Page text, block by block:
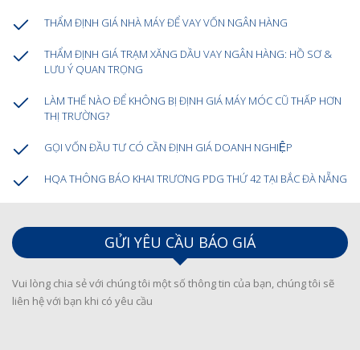
THẨM ĐỊNH GIÁ NHÀ MÁY ĐỂ VAY VỐN NGÂN HÀNG
THẨM ĐỊNH GIÁ TRẠM XĂNG DẦU VAY NGÂN HÀNG: HỒ SƠ &
LƯU Ý QUAN TRỌNG
LÀM THẾ NÀO ĐỂ KHÔNG BỊ ĐỊNH GIÁ MÁY MÓC CŨ THẤP HƠN
THỊ TRƯỜNG?
GỌI VỐN ĐẦU TƯ CÓ CẦN ĐỊNH GIÁ DOANH NGHIỆP
HQA THÔNG BÁO KHAI TRƯƠNG PDG THỨ 42 TẠI BẮC ĐÀ NẴNG
GỬI YÊU CẦU BÁO GIÁ
Vui lòng chia sẻ với chúng tôi một số thông tin của bạn, chúng tôi sẽ
liên hệ với bạn khi có yêu cầu